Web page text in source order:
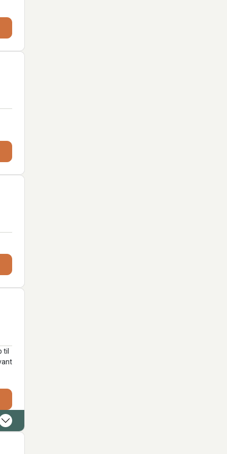
til